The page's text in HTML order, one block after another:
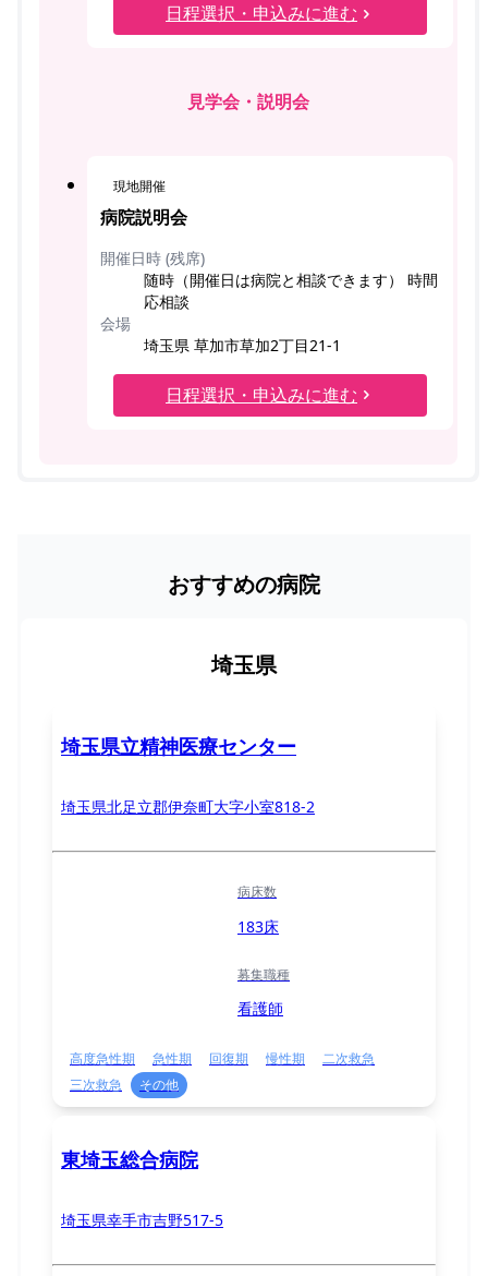
日程選択・申込みに進む
見学会・説明会
現地開催
病院説明会
開催日時 (残席)
随時（開催日は病院と相談できます） 時間
応相談
会場
埼玉県 草加市草加2丁目21-1
日程選択・申込みに進む
おすすめの病院
埼玉県
埼玉県立精神医療センター
埼玉県北足立郡伊奈町大字小室818-2
病床数
183床
募集職種
看護師
高度急性期 急性期 回復期 慢性期
二次救急
三次救急
その他
東埼玉総合病院
埼玉県幸手市吉野517-5